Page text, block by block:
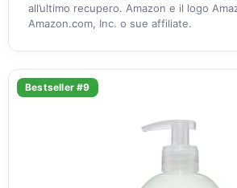
all’ultimo recupero. Amazon e il logo
Amazon.com, Inc. o sue affiliate.
Bestseller #9